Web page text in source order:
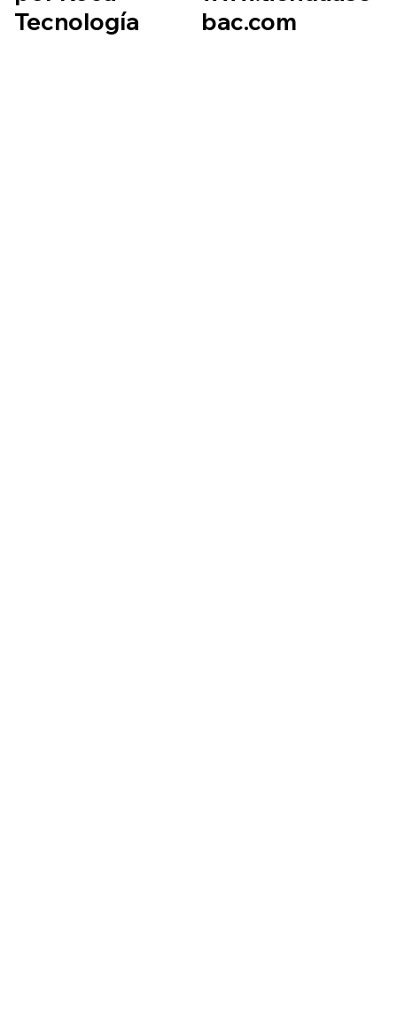
Tecnología
bac.com